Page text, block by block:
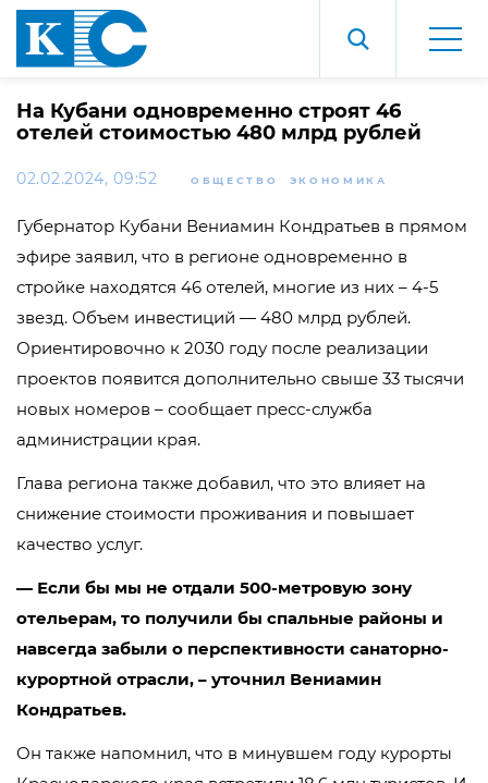
На Кубани одновременно строят 46
отелей стоимостью 480 млрд рублей
02.02.2024, 09:52 ОБЩЕСТВО ЭКОНОМИКА
Губернатор Кубани Вениамин Кондратьев в прямом
эфире заявил, что в регионе одновременно в
стройке находятся 46 отелей, многие из них – 4-5
звезд. Объем инвестиций — 480 млрд рублей.
Ориентировочно к 2030 году после реализации
проектов появится дополнительно свыше 33 тысячи
новых номеров – сообщает пресс-служба
администрации края.
Глава региона также добавил, что это влияет на
снижение стоимости проживания и повышает
качество услуг.
— Если бы мы не отдали 500-метровую зону
отельерам, то получили бы спальные районы и
навсегда забыли о перспективности санаторно-
курортной отрасли, – уточнил Вениамин
Кондратьев.
Он также напомнил, что в минувшем году курорты